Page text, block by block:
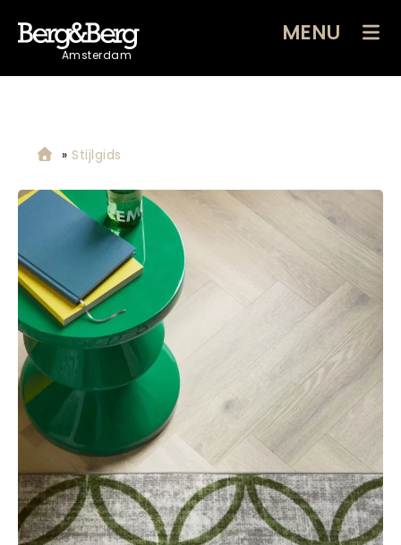
Amsterdam
MENU
» Stijlgids